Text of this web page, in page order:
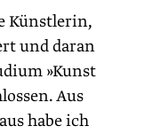
Künstlerin,
und daran
»Kunst
Aus
habe ich